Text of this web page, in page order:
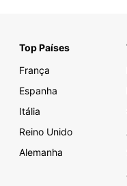
Top Países
França
Espanha
Itália
Reino Unido
Alemanha